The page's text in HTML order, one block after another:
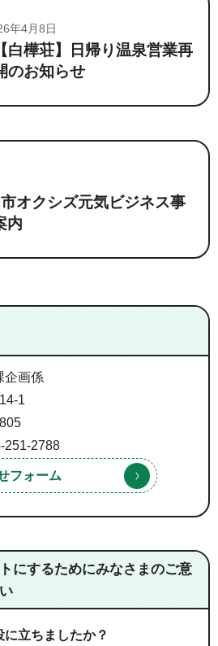
年4月8日
【白樺荘】日帰り温泉営業再
のお知らせ
オクシズ元気ビジネス事
内
企画係
1
251-2788
にするためにみなさまのご意
立ちましたか？